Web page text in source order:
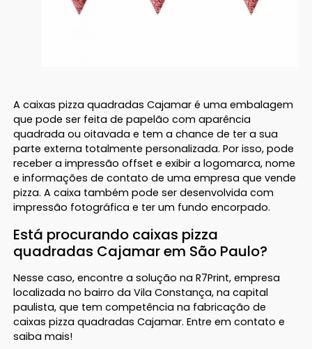
A caixas pizza quadradas Cajamar é uma embalagem
que pode ser feita de papelão com aparência
quadrada ou oitavada e tem a chance de ter a sua
parte externa totalmente personalizada. Por isso, pode
receber a impressão offset e exibir a logomarca, nome
e informações de contato de uma empresa que vende
pizza. A caixa também pode ser desenvolvida com
impressão fotográfica e ter um fundo encorpado.
Está procurando caixas pizza
quadradas Cajamar em São Paulo?
Nesse caso, encontre a solução na R7Print, empresa
localizada no bairro da Vila Constança, na capital
paulista, que tem competência na fabricação de
caixas pizza quadradas Cajamar. Entre em contato e
saiba mais!